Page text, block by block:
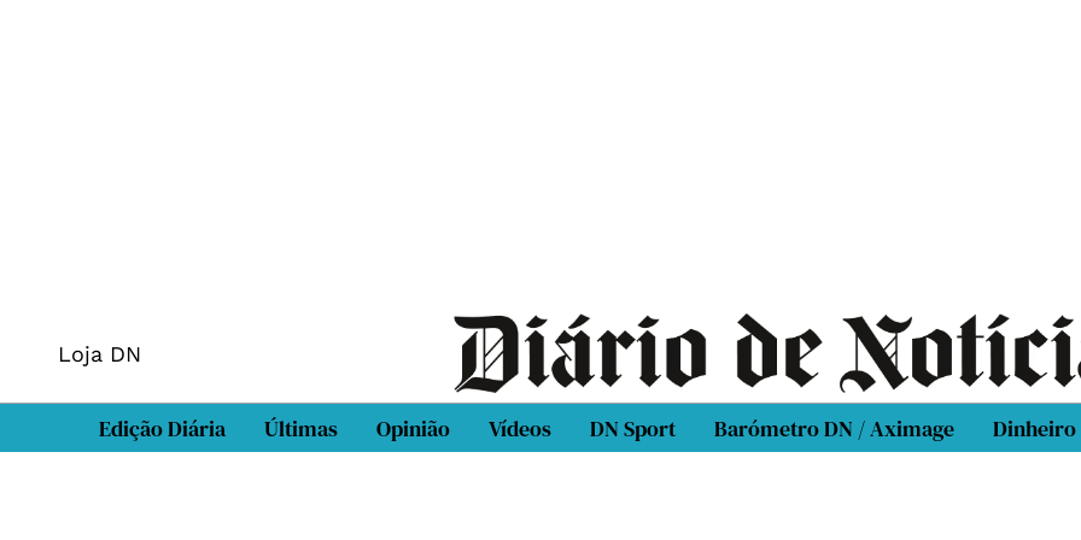
Loja DN
Edição Diária Últimas Opinião Vídeos DN Sport Barómetro DN / Aximage Dinheiro